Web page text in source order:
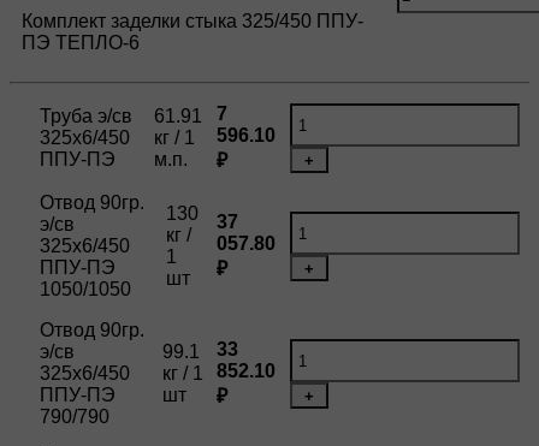
Комплект заделки стыка 325/450 ППУ-
ПЭ ТЕПЛО-6
Труба э/св
325х6/450
ППУ-ПЭ
61.91
кг / 1
м.п.
7
596.10
₽
+
Отвод 90гр.
э/св
325х6/450
ППУ-ПЭ
1050/1050
130
кг /
1
шт
37
057.80
₽
+
Отвод 90гр.
э/св
325х6/450
ППУ-ПЭ
790/790
99.1
кг / 1
шт
33
852.10
₽
+